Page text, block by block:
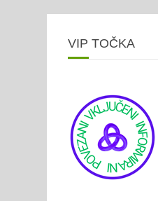
VIP TOČKA